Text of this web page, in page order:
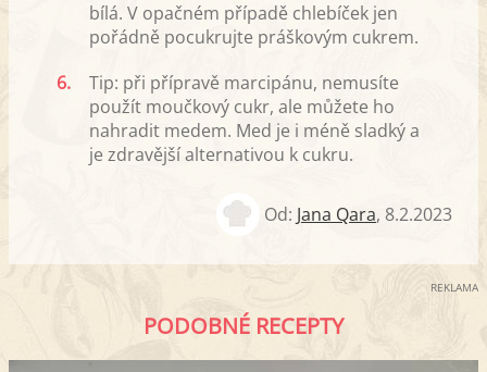
bílá. V opačném případě chlebíček jen
pořádně pocukrujte práškovým cukrem.
6.
Tip: při přípravě marcipánu, nemusíte
použít moučkový cukr, ale můžete ho
nahradit medem. Med je i méně sladký a
je zdravější alternativou k cukru.
Od: Jana Qara, 8.2.2023
REKLAMA
PODOBNÉ RECEPTY